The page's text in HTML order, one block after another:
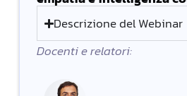
Descrizione del Webinar
Docenti e relatori: